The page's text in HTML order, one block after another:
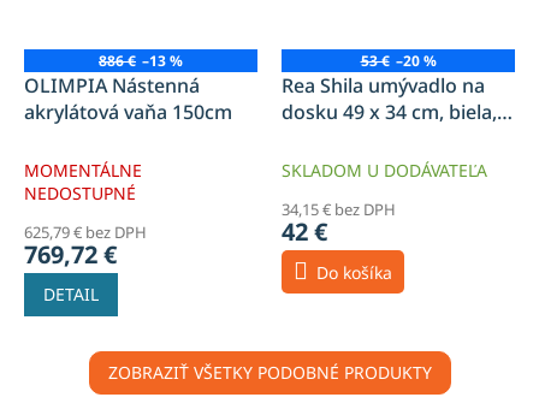
886 € –13 %
OLIMPIA Nástenná
akrylátová vaňa 150cm
MOMENTÁLNE
NEDOSTUPNÉ
625,79 € bez DPH
769,72 €
DETAIL
53 € –20 %
Rea Shila umývadlo na
dosku 49 x 34 cm, biela,
SKLADOM U DODÁVATEĽA
34,15 € bez DPH
42 €
Do košíka
ZOBRAZIŤ VŠETKY PODOBNÉ PRODUKTY